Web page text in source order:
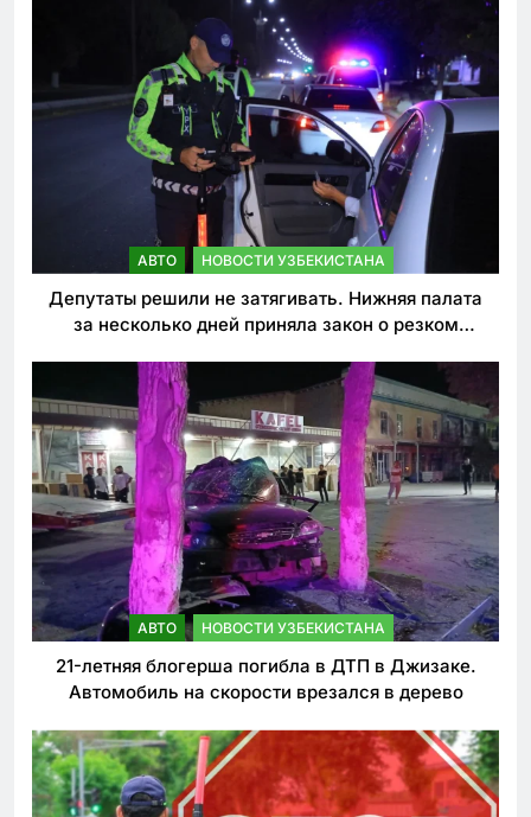
АВТО НОВОСТИ УЗБЕКИСТАНА
Депутаты решили не затягивать. Нижняя палата
за несколько дней приняла закон о резком
АВТО НОВОСТИ УЗБЕКИСТАНА
21-летняя блогерша погибла в ДТП в Джизаке.
Автомобиль на скорости врезался в дерево